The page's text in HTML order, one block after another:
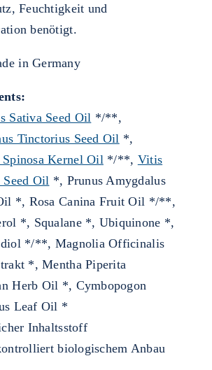
Feuchtigkeit und
benötigt.
in Germany
Sativa Seed Oil */**,
Tinctorius Seed Oil *,
Kernel Oil */**, Vitis
Oil *, Prunus Amygdalus
*, Rosa Canina Fruit Oil */**,
*, Squalane *, Ubiquinone *,
*/**, Magnolia Officinalis
*, Mentha Piperita
Herb Oil *, Cymbopogon
Leaf Oil *
Inhaltsstoff
biologischem Anbau